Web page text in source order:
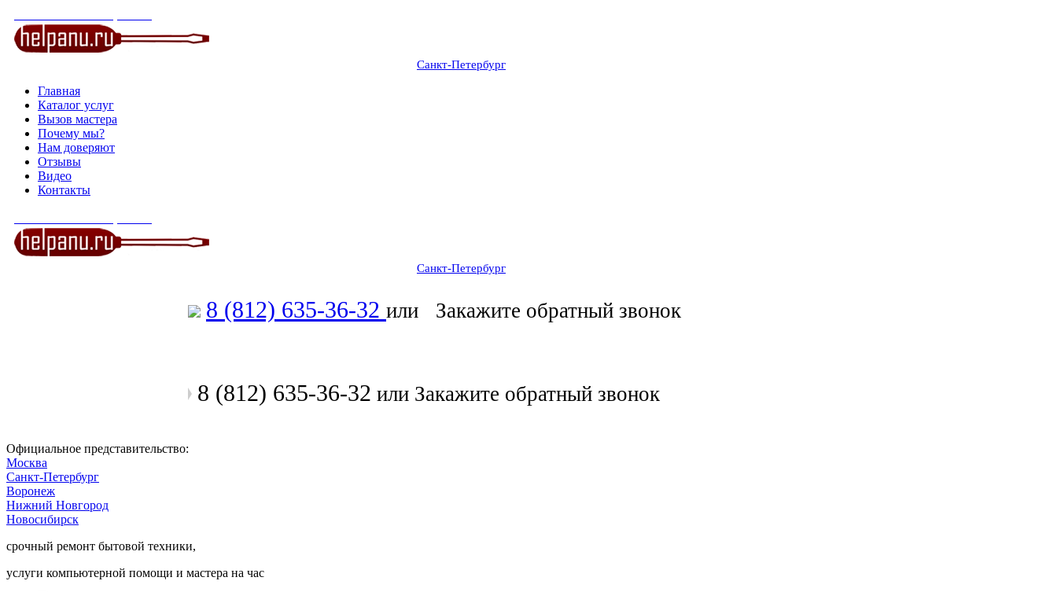
Санкт-Петербург
Главная
Каталог услуг
Вызов мастера
Почему мы?
Нам доверяют
Отзывы
Видео
Контакты
Санкт-Петербург
8 (812) 635-36-32 или Закажите обратный звонок
8 (812) 635-36-32 или Закажите обратный звонок
Официальное представительство:
Москва
Санкт-Петербург
Воронеж
Нижний Новгород
Новосибирск
срочный ремонт бытовой техники,
услуги компьютерной помощи и мастера на час